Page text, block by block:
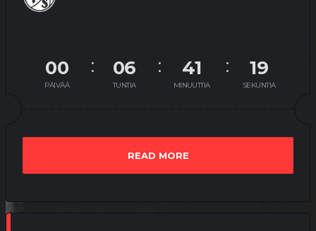
00
PÄIVÄÄ
06
TUNTIA
41
MINUUTTIA
19
SEKUNTIA
READ MORE